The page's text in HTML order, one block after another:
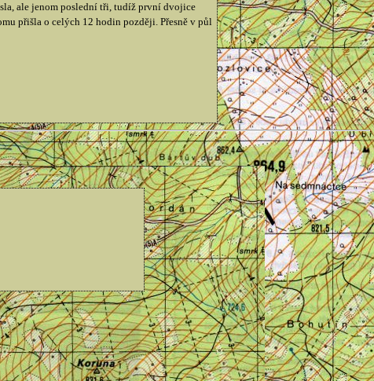
ale jenom poslední tři, tudíž první dvojice
přišla o celých 12 hodin později. Přesně v půl